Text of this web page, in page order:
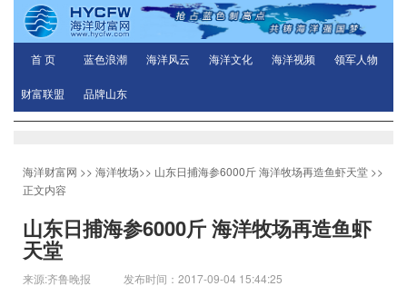
首 页 蓝色浪潮 海洋风云 海洋文化 海洋视频 领军人物
财富联盟 品牌山东
海洋财富网 >> 海洋牧场>> 山东日捕海参6000斤 海洋牧场再造鱼虾天堂 >>
正文内容
山东日捕海参6000斤 海洋牧场再造鱼虾
天堂
来源:齐鲁晚报 发布时间：2017-09-04 15:44:25